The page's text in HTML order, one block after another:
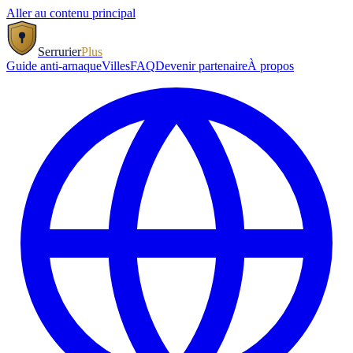
Aller au contenu principal
SerrurierPlus
Guide anti-arnaqueVillesFAQDevenir partenaireÀ propos